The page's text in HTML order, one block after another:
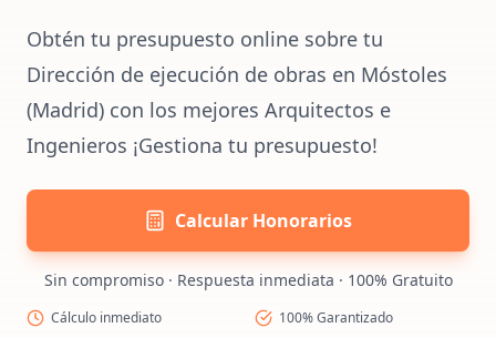
Obtén tu presupuesto online sobre tu
Dirección de ejecución de obras en Móstoles
(Madrid) con los mejores Arquitectos e
Ingenieros ¡Gestiona tu presupuesto!
Calcular Honorarios
Sin compromiso · Respuesta inmediata · 100% Gratuito
Cálculo inmediato
100% Garantizado